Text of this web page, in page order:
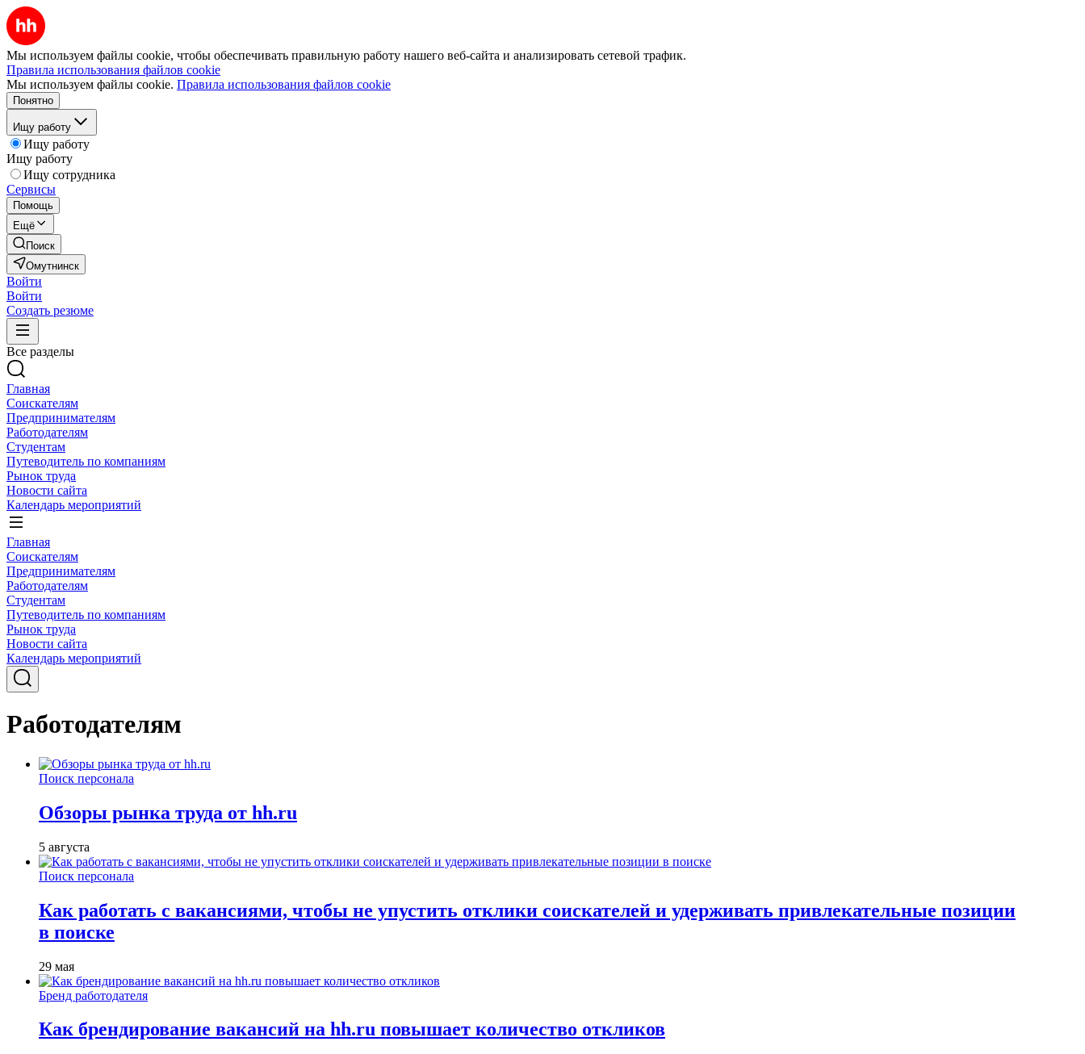
Мы используем файлы cookie, чтобы обеспечивать правильную работу нашего веб-сайта и анализировать сетевой трафик.
Правила использования файлов cookie
Мы используем файлы cookie. Правила использования файлов cookie
Понятно
Ищу работу
Ищу работу
Ищу работу
Ищу сотрудника
Сервисы
Помощь
Ещё
Поиск
Омутнинск
Войти
Войти
Создать резюме
Все разделы
Главная
Соискателям
Предпринимателям
Работодателям
Студентам
Путеводитель по компаниям
Рынок труда
Новости сайта
Календарь мероприятий
Главная
Соискателям
Предпринимателям
Работодателям
Студентам
Путеводитель по компаниям
Рынок труда
Новости сайта
Календарь мероприятий
Работодателям
Поиск персонала
Обзоры рынка труда от hh.ru
5 августа
Поиск персонала
Как работать с вакансиями, чтобы не упустить отклики соискателей и удерживать привлекательные позиции
в поиске
29 мая
Бренд работодателя
Как брендирование вакансий на hh.ru повышает количество откликов